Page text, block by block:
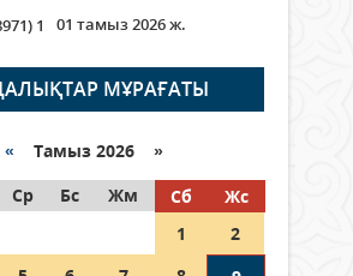
АРҚЫЛЫ ҚАЛАЙ
2026 ж. 276
Казахстана,
2026 ж. 157
Қазақстан
1
01 тамыз 2026 ж.
МҰРАҒАТЫ
« Тамыз 2026 »
Ср Бс Жм Сб
Жс
1
2